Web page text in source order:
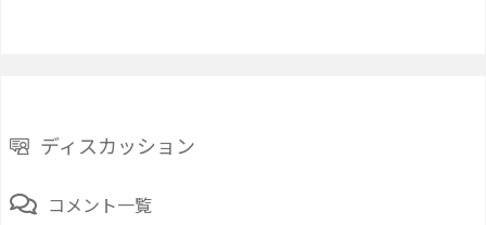
ディスカッション
コメント一覧